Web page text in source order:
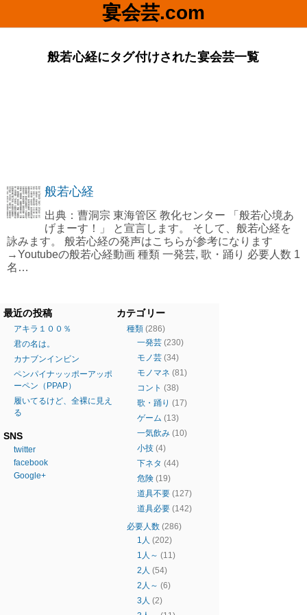
宴会芸.com
般若心経にタグ付けされた宴会芸一覧
般若心経
出典：曹洞宗 東海管区 教化センター 「般若心境あ
げまーす！」 と宣言します。 そして、般若心経を
詠みます。 般若心経の発声はこちらが参考になります
→Youtubeの般若心経動画 種類 一発芸, 歌・踊り 必要人数 1
名…
最近の投稿
アキラ１００％
君の名は。
カナブンインビン
ペンパイナッッポーアッポ
ーペン（PPAP）
履いてるけど、全裸に見え
る
SNS
twitter
facebook
Google+
カテゴリー
種類 (286)
一発芸 (230)
モノ芸 (34)
モノマネ (81)
コント (38)
歌・踊り (17)
ゲーム (13)
一気飲み (10)
小技 (4)
下ネタ (44)
危険 (19)
道具不要 (127)
道具必要 (142)
必要人数 (286)
1人 (202)
1人～ (11)
2人 (54)
2人～ (6)
3人 (2)